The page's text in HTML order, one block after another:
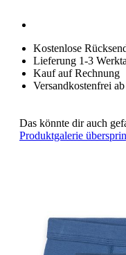
Kostenlose
Lieferung 1-3
Kauf auf Rechnung
Versandkostenfrei
Das könnte dir auch
Produktgalerie